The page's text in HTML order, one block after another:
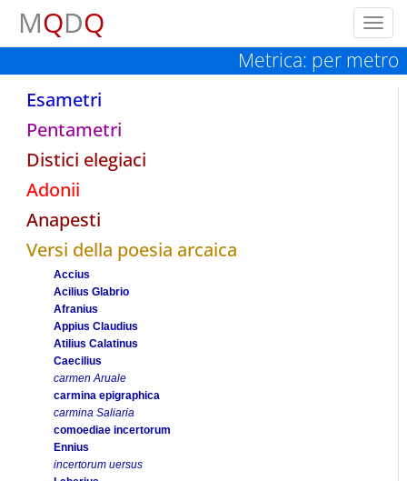
MQDQ
Metrica: per metro
Esametri
Pentametri
Distici elegiaci
Adonii
Anapesti
Versi della poesia arcaica
Accius
Acilius Glabrio
Afranius
Appius Claudius
Atilius Calatinus
Caecilius
carmen Aruale
carmina epigraphica
carmina Saliaria
comoediae incertorum
Ennius
incertorum uersus